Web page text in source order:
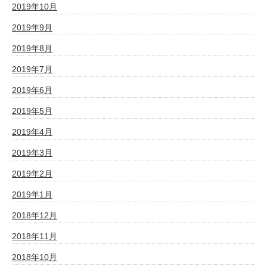
2019年10月
2019年9月
2019年8月
2019年7月
2019年6月
2019年5月
2019年4月
2019年3月
2019年2月
2019年1月
2018年12月
2018年11月
2018年10月